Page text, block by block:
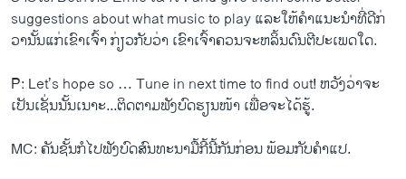
suggestions about what music to play ​ແລະ​ໃຫ້​ຄໍາ​ແນະ​ນໍາທີ່​ດີ​ກ່
ວານັ້ນແກ່ເຂົາ​ເຈົ້າ ກ່ຽວ​ກັບ​ວ່າ ​ເຂົາ​ເຈົ້າ​ຄວນ​ຈະ​ຫລິ້ນ​ດົນຕີ​ປະ​ເພດ​ໃດ.
P: Let’s hope so … Tune in next time to find out! ຫວັງ​ວ່າ​ຈະ​
ເປັນ​ເຊັ່ນ​ນັ້ນ​ເນາະ...​ຕິດຕາມ​ຟັງ​ບົດຮຽນ​ໜ້າ ​ເພື່ອ​ຈະ​ໄດ້​ຮູ້.
MC: ຄັນ​ຊັ້ນ​ກໍ​ໄປ​ຟັງ​ບົດ​ສົນທະນາ​ມື້​ກີ້​ນີ້​ກັນ​ກ່ອນ ພ້ອມ​ກັບ​ຄໍາ​ແປ.